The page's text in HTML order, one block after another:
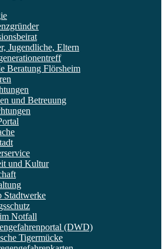
Jugendliche, Eltern
Beratung Flörsheim
und Betreuung
und Kultur
Stadtwerke
Notfall
(DWD)
Tigermücke